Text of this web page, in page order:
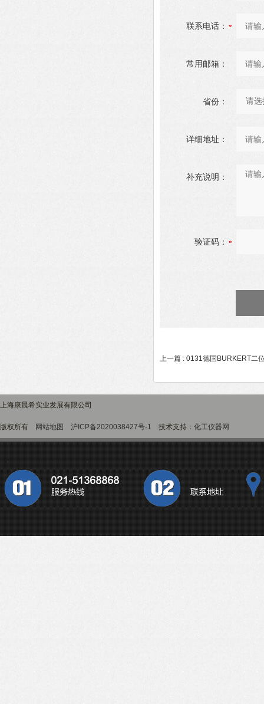
联系电话：
常用邮箱：
省份：
详细地址：
补充说明：
验证码：
上一篇 : 0131德国BURKERT二
上海康晨希实业发展有限公司
版权所有 网站地图 沪ICP备2020038427号-1 技术支持： 化工仪器网